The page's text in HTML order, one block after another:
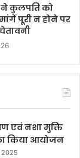
कुलपति को
पूरी न होने पर
एवं नशा मुक्ति
किया आयोजन
2025